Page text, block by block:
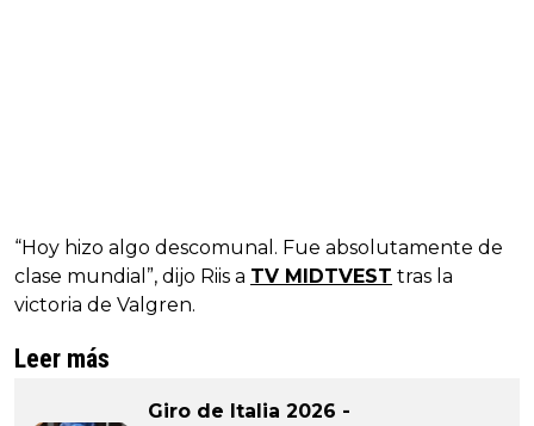
“Hoy hizo algo descomunal. Fue absolutamente de
clase mundial”, dijo Riis a TV MIDTVEST tras la
victoria de Valgren.
Leer más
Giro de Italia 2026 -